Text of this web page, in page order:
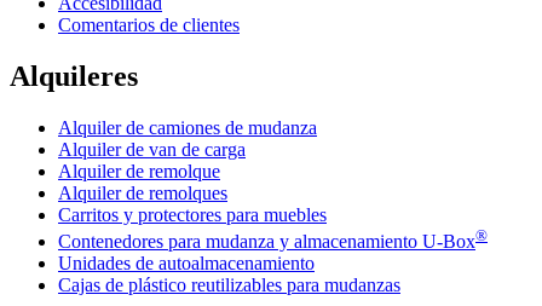
Comentarios de clientes
Alquileres
Alquiler de camiones de mudanza
Alquiler de van de carga
Alquiler de remolque
Alquiler de remolques
Carritos y protectores para muebles
Contenedores para mudanza y almacenamiento U-Box®
Unidades de autoalmacenamiento
Cajas de plástico reutilizables para mudanzas